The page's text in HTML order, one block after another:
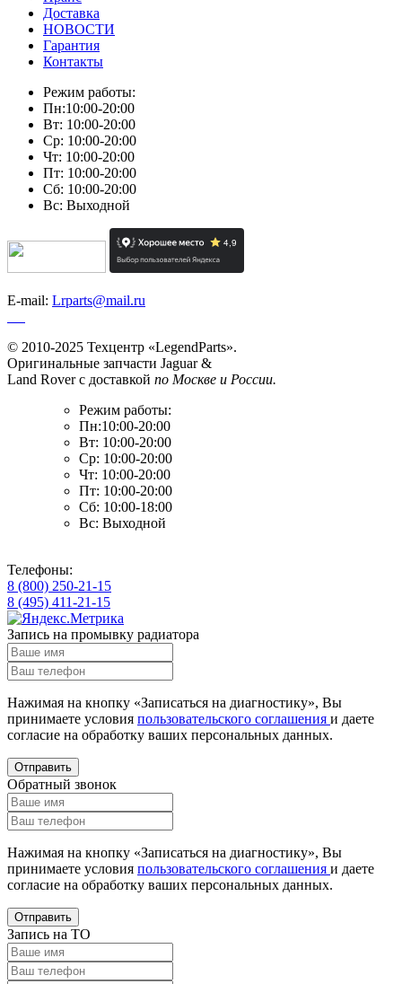
Доставка
НОВОСТИ
Гарантия
Контакты
Режим работы:
Пн:10:00-20:00
Вт: 10:00-20:00
Ср: 10:00-20:00
Чт: 10:00-20:00
Пт: 10:00-20:00
Сб: 10:00-20:00
Вс: Выходной
E-mail: Lrparts@mail.ru
© 2010-2025 Техцентр «LegendParts».
Оригинальные запчасти Jaguar &
Land Rover с доставкой по Москве и России.
Режим работы:
Пн:10:00-20:00
Вт: 10:00-20:00
Ср: 10:00-20:00
Чт: 10:00-20:00
Пт: 10:00-20:00
Сб: 10:00-18:00
Вс: Выходной
Телефоны:
8 (800) 250-21-15
8 (495) 411-21-15
Запись на промывку радиатора
Нажимая на кнопку «Записаться на диагностику», Вы
принимаете условия пользовательского соглашения и даете
согласие на обработку ваших персональных данных.
Отправить
Обратный звонок
Нажимая на кнопку «Записаться на диагностику», Вы
принимаете условия пользовательского соглашения и даете
согласие на обработку ваших персональных данных.
Отправить
Запись на ТО